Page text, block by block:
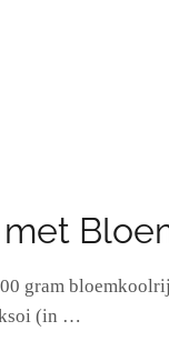
gram
(in …